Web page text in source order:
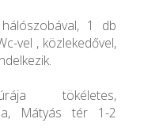
1 db
vel , közlekedővel,
tökéletes,
Mátyás tér 1-2